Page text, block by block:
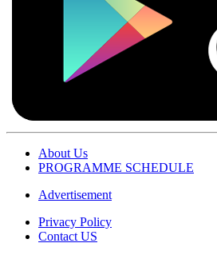
About Us
PROGRAMME SCHEDULE
Advertisement
Privacy Policy
Contact US